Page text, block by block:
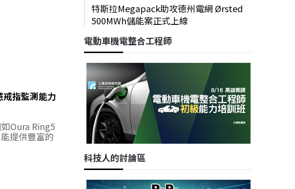
指監測能力
Oura Ring5
提供豐富的
特斯拉Megapack助攻德州電網 Ørsted
500MWh儲能案正式上線
電動車機電整合工程師
科技人的討論區